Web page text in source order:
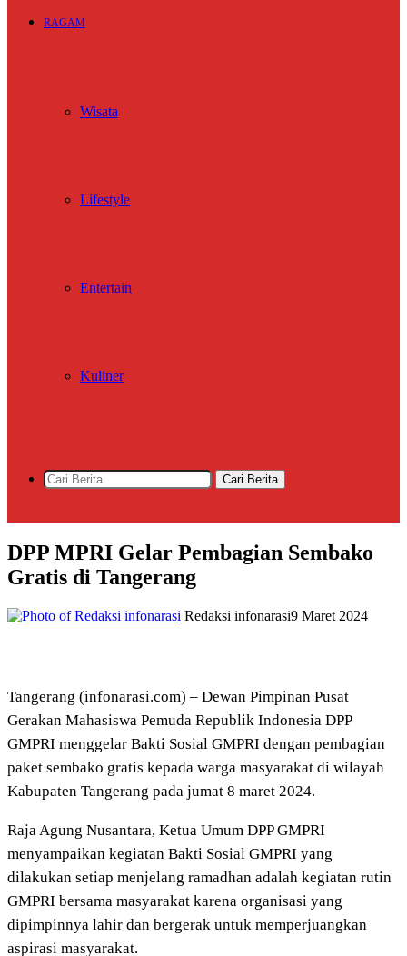
RAGAM
Wisata
Lifestyle
Entertain
Kuliner
Cari Berita
DPP MPRI Gelar Pembagian Sembako
Gratis di Tangerang
Redaksi infonarasi9 Maret 2024
Tangerang (infonarasi.com) – Dewan Pimpinan Pusat
Gerakan Mahasiswa Pemuda Republik Indonesia DPP
GMPRI menggelar Bakti Sosial GMPRI dengan pembagian
paket sembako gratis kepada warga masyarakat di wilayah
Kabupaten Tangerang pada jumat 8 maret 2024.
Raja Agung Nusantara, Ketua Umum DPP GMPRI
menyampaikan kegiatan Bakti Sosial GMPRI yang
dilakukan setiap menjelang ramadhan adalah kegiatan rutin
GMPRI bersama masyarakat karena organisasi yang
dipimpinnya lahir dan bergerak untuk memperjuangkan
aspirasi masyarakat.